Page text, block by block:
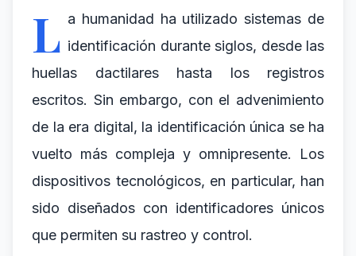
L a humanidad ha utilizado sistemas de
identificación durante siglos, desde las
huellas dactilares hasta los registros
escritos. Sin embargo, con el advenimiento
de la era digital, la identificación única se ha
vuelto más compleja y omnipresente. Los
dispositivos tecnológicos, en particular, han
sido diseñados con identificadores únicos
que permiten su rastreo y control.